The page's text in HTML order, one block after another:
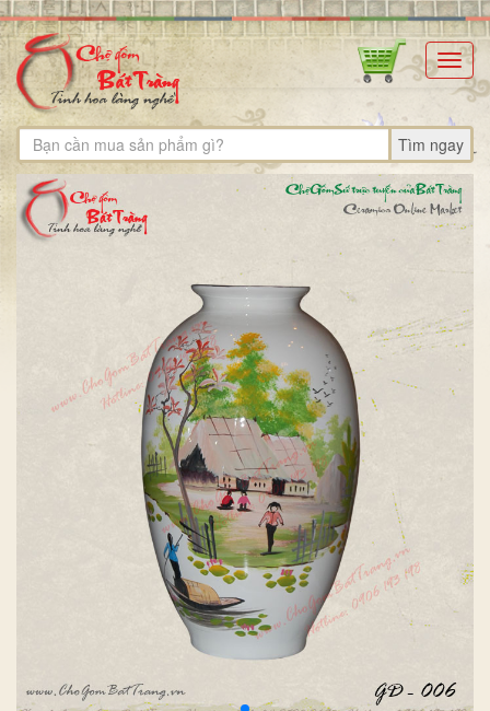
Tìm ngay